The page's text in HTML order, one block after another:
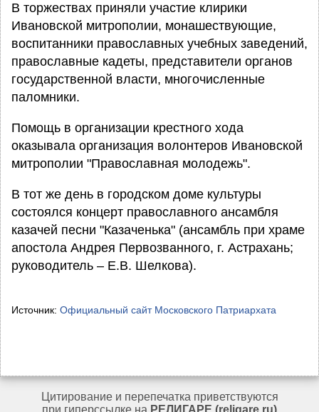
В торжествах приняли участие клирики
Ивановской митрополии, монашествующие,
воспитанники православных учебных заведений,
православные кадеты, представители органов
государственной власти, многочисленные
паломники.
Помощь в организации крестного хода
оказывала организация волонтеров Ивановской
митрополии "Православная молодежь".
В тот же день в городском доме культуры
состоялся концерт православного ансамбля
казачей песни "Казаченька" (ансамбль при храме
апостола Андрея Первозванного, г. Астрахань;
руководитель – Е.В. Шелкова).
Источник: Официальный сайт Московского Патриархата
Цитирование и перепечатка приветствуются
при гиперссылке на РЕЛИГАРЕ (religare.ru)